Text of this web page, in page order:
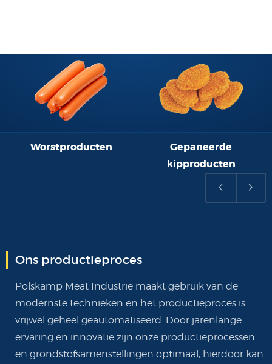
Worstproducten
Gepaneerde
kipproducten
Ons productieproces
Polskamp Meat Industrie maakt gebruik van de
modernste technieken en het productieproces is
vrijwel geheel geautomatiseerd. Door jarenlange
ervaring en innovatie zijn onze productieprocessen
en grondstofsamenstellingen optimaal, hierdoor kan